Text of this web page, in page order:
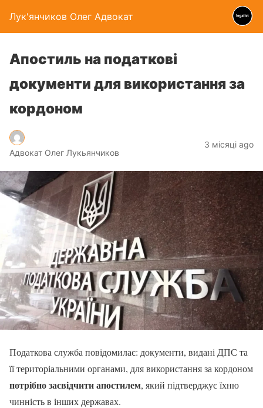
Лук'янчиков Олег Адвокат
Апостиль на податкові
документи для використання за
кордоном
Адвокат Олег Лукьянчиков
3 місяці ago
Податкова служба повідомилає: документи, видані ДПС та
її територіальними органами, для використання за кордоном
потрібно засвідчити апостилем, який підтверджує їхню
чинність в інших державах.